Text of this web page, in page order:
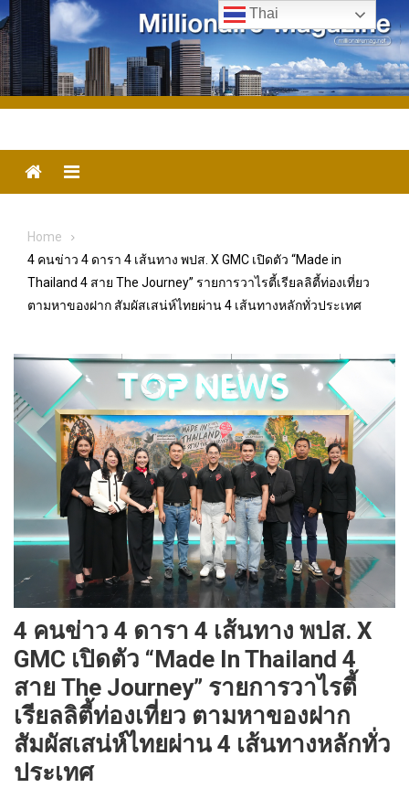
Skip
to
content
Menu
Home
4 คนข่าว 4 ดารา 4 เส้นทาง พปส. X GMC เปิดตัว “Made in
Thailand 4 สาย The Journey” รายการวาไรตี้เรียลลิตี้ท่องเที่ยว
ตามหาของฝาก สัมผัสเสน่ห์ไทยผ่าน 4 เส้นทางหลักทั่วประเทศ
4 คนข่าว 4 ดารา 4 เส้นทาง พปส. X
GMC เปิดตัว “Made In Thailand 4
สาย The Journey” รายการวาไรตี้
เรียลลิตี้ท่องเที่ยว ตามหาของฝาก
สัมผัสเสน่ห์ไทยผ่าน 4 เส้นทางหลักทั่ว
ประเทศ
Thai